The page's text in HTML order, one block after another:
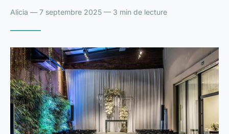
Alicia — 7 septembre 2025 — 3 min de lecture